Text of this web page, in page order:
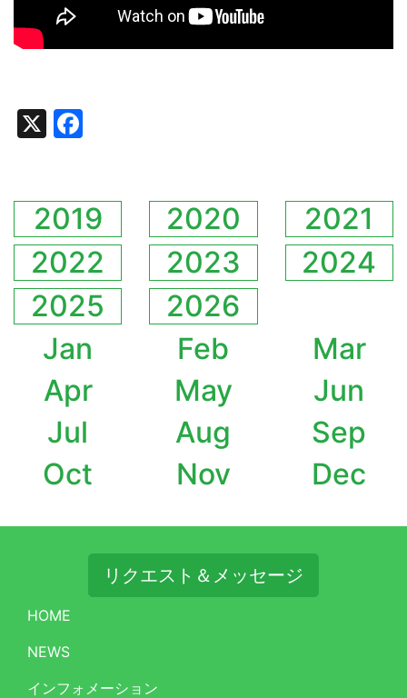
X
2019 2020
2021
2022
2023
2024
2025
2026
Jan
Feb
Mar
Apr
May
Jun
Jul
Aug
Sep
Oct
Nov Dec
リクエスト＆メッセージ
HOME
NEWS
インフォメーション